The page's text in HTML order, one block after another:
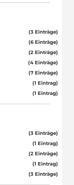
(3 Einträge)
(6 Einträge)
(2 Einträge)
(4 Einträge)
(7 Einträge)
(1 Eintrag)
(1 Eintrag)
(3 Einträge)
(1 Eintrag)
(2 Einträge)
(1 Eintrag)
(3 Einträge)